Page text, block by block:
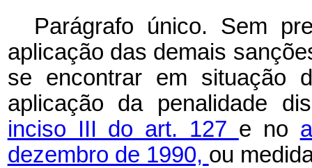
Parágrafo único. Sem
aplicação das demais
se encontrar em situação
aplicação da penalidade
inciso III do art. 127 e no
dezembro de 1990, ou